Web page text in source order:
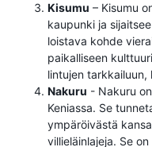
Kisumu – Kisumu
kaupunki ja
loistava kohde
paikalliseen
lintujen tarkkailuun,
Nakuru - Nakuru
Keniassa. Se
ympäröivästä
villieläinlajeja. Se